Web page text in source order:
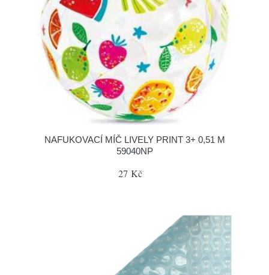
NAFUKOVACÍ MÍČ LIVELY PRINT 3+ 0,51 M
59040NP
27 Kč